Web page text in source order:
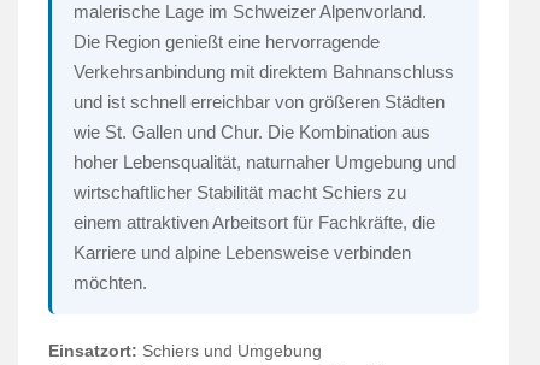
malerische Lage im Schweizer Alpenvorland.
Die Region genießt eine hervorragende
Verkehrsanbindung mit direktem Bahnanschluss
und ist schnell erreichbar von größeren Städten
wie St. Gallen und Chur. Die Kombination aus
hoher Lebensqualität, naturnaher Umgebung und
wirtschaftlicher Stabilität macht Schiers zu
einem attraktiven Arbeitsort für Fachkräfte, die
Karriere und alpine Lebensweise verbinden
möchten.
Einsatzort: Schiers und Umgebung